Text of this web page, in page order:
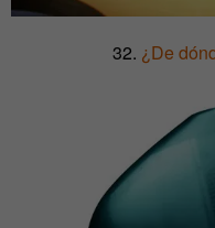
32. ¿De